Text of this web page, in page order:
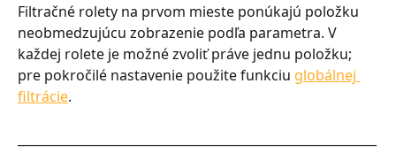
Filtračné rolety na prvom mieste ponúkajú položku
neobmedzujúcu zobrazenie podľa parametra. V
každej rolete je možné zvoliť práve jednu položku;
pre pokročilé nastavenie použite funkciu globálnej
filtrácie.